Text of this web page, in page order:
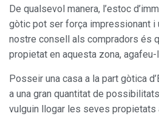
De qualsevol manera, l’estoc
gòtic pot ser força impressionant i
nostre consell als compradors és
propietat en aquesta zona,
Posseir una casa a la part gòtica
a una gran quantitat de
vulguin llogar les seves propietats